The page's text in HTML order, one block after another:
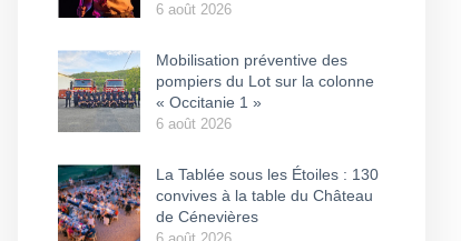
6 août 2026
Mobilisation préventive des
pompiers du Lot sur la colonne
« Occitanie 1 »
6 août 2026
La Tablée sous les Étoiles : 130
convives à la table du Château
de Cénevières